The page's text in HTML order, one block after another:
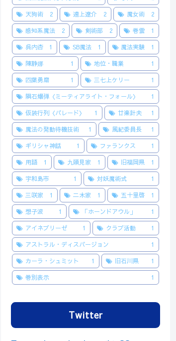
天狗術 2 遠上遼介 2 魔女術 2
感知系魔法 2 剣術部 2 巻雲 1
呉内杏 1 SB魔法 1 魔法実験 1
陳静娜 1 地位・職業 1
四葉勇磨 1 三七上ケリー 1
隕石爆弾〈ミーティアライト・フォール〉 1
仮装行列〈パレード〉 1 廿楽計夫 1
魔法の発動待機技術 1 風紀委員長 1
ギリシャ神話 1 ファランクス 1
用語 1 九頭見家 1 旧福岡県 1
宇和島市 1 対妖魔術式 1
三咲家 1 二木家 1 五十里啓 1
想子波 1 「ホーンドアウル」 1
アイネブリーゼ 1 クラブ活動 1
アストラル・ディスパージョン 1
カーラ・シュミット 1 旧石川県 1
巻別表示 1
Twitter